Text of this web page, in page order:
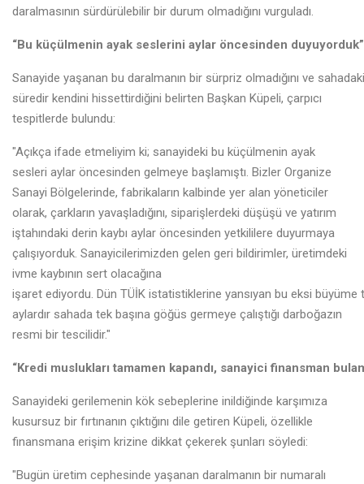
daralmasının sürdürülebilir bir durum olmadığını vurguladı.
“Bu küçülmenin ayak seslerini aylar öncesinden duyuyorduk”
Sanayide yaşanan bu daralmanın bir sürpriz olmadığını ve
süredir kendini hissettirdiğini belirten Başkan Küpeli, çarpıcı
tespitlerde bulundu:
"Açıkça ifade etmeliyim ki; sanayideki bu küçülmenin ayak
sesleri aylar öncesinden gelmeye başlamıştı. Bizler Organize
Sanayi Bölgelerinde, fabrikaların kalbinde yer alan yöneticiler
olarak, çarkların yavaşladığını, siparişlerdeki düşüşü ve yatırım
iştahındaki derin kaybı aylar öncesinden yetkililere duyurmaya
çalışıyorduk. Sanayicilerimizden gelen geri bildirimler, üretimdeki
ivme kaybının sert olacağına
işaret ediyordu. Dün TÜİK istatistiklerine yansıyan bu eksi
aylardır sahada tek başına göğüs germeye çalıştığı darboğazın
resmi bir tescilidir."
“Kredi muslukları tamamen kapandı, sanayici finansman
Sanayideki gerilemenin kök sebeplerine inildiğinde karşımıza
kusursuz bir fırtınanın çıktığını dile getiren Küpeli, özellikle
finansmana erişim krizine dikkat çekerek şunları söyledi:
"Bugün üretim cephesinde yaşanan daralmanın bir numaralı